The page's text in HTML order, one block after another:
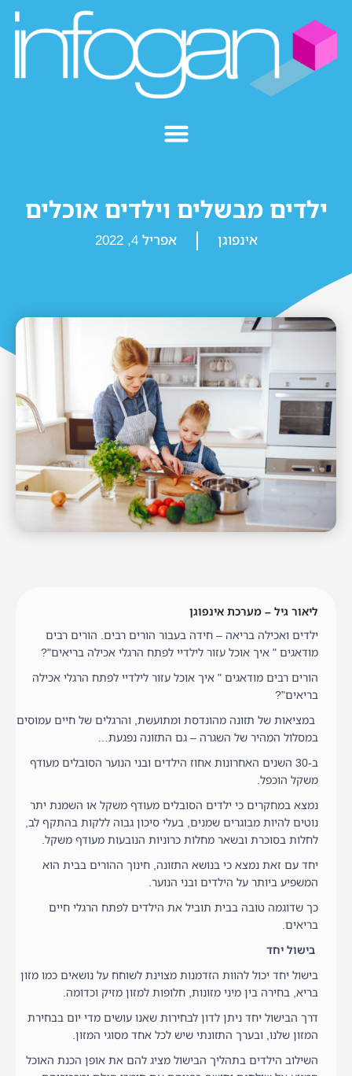
ילדים מבשלים וילדים אוכלים
אינפוגן אפריל 4, 2022
ליאור גיל – מערכת אינפוגן
ילדים ואכילה בריאה – חידה בעבור הורים רבים. הורים רבים
מודאגים " איך אוכל עזור לילדיי לפתח הרגלי אכילה בריאים"?
הורים רבים מודאגים " איך אוכל עזור לילדיי לפתח הרגלי אכילה
בריאים"?
במציאות של תזונה מהונדסת ומתועשת, והרגלים של חיים עמוסים
במסלול המהיר של השגרה – גם התזונה נפגעת…
ב-30 השנים האחרונות אחוז הילדים ובני הנוער הסובלים מעודף
משקל הוכפל.
נמצא במחקרים כי ילדים הסובלים מעודף משקל או השמנת יתר
נוטים להיות מבוגרים שמנים, בעלי סיכון גבוה ללקות בהתקף לב,
לחלות בסוכרת ובשאר מחלות כרוניות הנובעות מעודף משקל.
יחד עם זאת נמצא כי בנושא התזונה, חינוך ההורים בבית הוא
המשפיע ביותר על הילדים ובני הנוער.
כך שדוגמה טובה בבית תוביל את הילדים לפתח הרגלי חיים
בריאים.
בישול יחד
בישול יחד יכול להוות הזדמנות מצוינת לשוחח על נושאים כמו מזון
בריא, בחירה בין מיני מזונות, חלופות למזון מזיק וכדומה.
דרך הבישול יחד ניתן לדון לבחירות שאנו עושים מדי יום בבחירת
המזון שלנו, ובערך התזונתי שיש לכל אחד מסוגי המזון.
השילוב הילדים בתהליך הבישול מציג להם את אופן הכנת האוכל